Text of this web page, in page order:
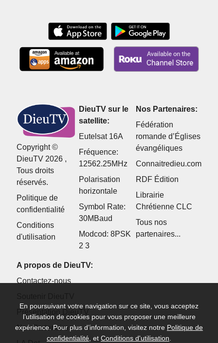
Copyright ©
DieuTV 2026 ,
Tous droits
réservés.
Politique de
confidentialité
Conditions
d'utilisation
DieuTV sur le
satellite:
Eutelsat 16A
Fréquence:
12562.25MHz
Polarisation
horizontale
Symbol Rate:
30MBaud
Modcod: 8PSK
2 3
Nos Partenaires:
Fédération
romande d’Églises
évangéliques
Connaitredieu.com
RDF Édition
Librairie
Chrétienne CLC
Tous nos
partenaires...
A propos de DieuTV:
Contactez-nous
Présentation DieuTV
Nos Partenaires
En poursuivant votre navigation sur ce site, vous acceptez
l’utilisation de cookies pour vous proposer une meilleure
expérience. Pour plus d’information, visitez notre Politique de
confidentialité , et Conditions d'utilisation